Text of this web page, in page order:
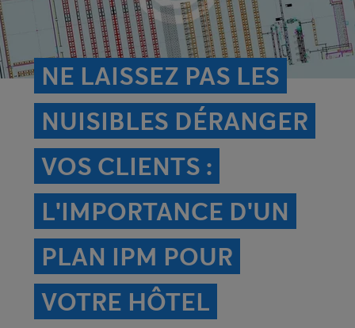
NE LAISSEZ PAS LES
NUISIBLES DÉRANGER
VOS CLIENTS :
L'IMPORTANCE D'UN
PLAN IPM POUR
VOTRE HÔTEL